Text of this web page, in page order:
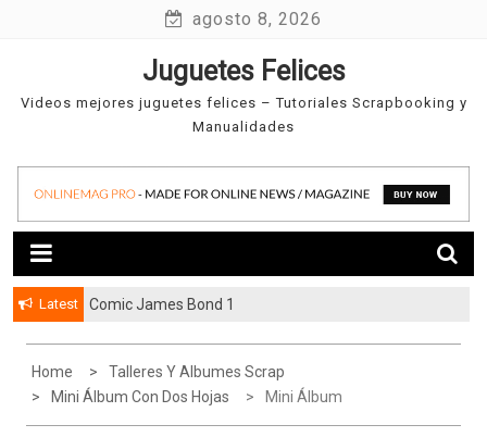
agosto 8, 2026
Juguetes Felices
Videos mejores juguetes felices – Tutoriales Scrapbooking y
Manualidades
Latest Comic James Bond 1
Home
Talleres Y Albumes Scrap
Mini Álbum Con Dos Hojas
Mini Álbum